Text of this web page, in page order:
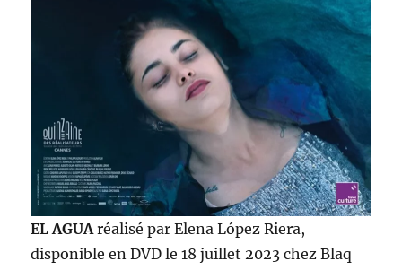
EL AGUAréalisé par Elena López Riera,
disponible en DVD le 18 juillet 2023 chez Blaq